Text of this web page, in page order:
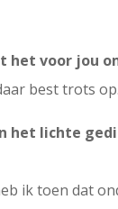
het voor jou
best trots op.
het lichte
ik toen dat